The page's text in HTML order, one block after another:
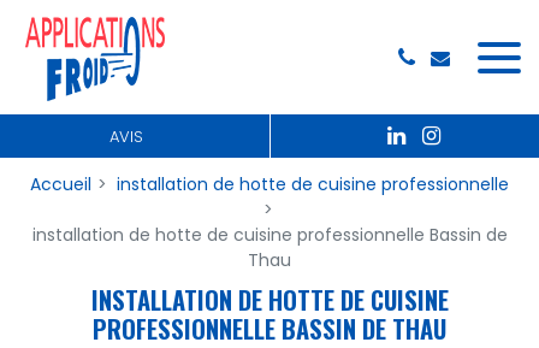
AVIS
Accueil installation de hotte de cuisine professionnelle
installation de hotte de cuisine professionnelle Bassin de
Thau
INSTALLATION DE HOTTE DE CUISINE
PROFESSIONNELLE BASSIN DE THAU
Panneau de gestion des cookies